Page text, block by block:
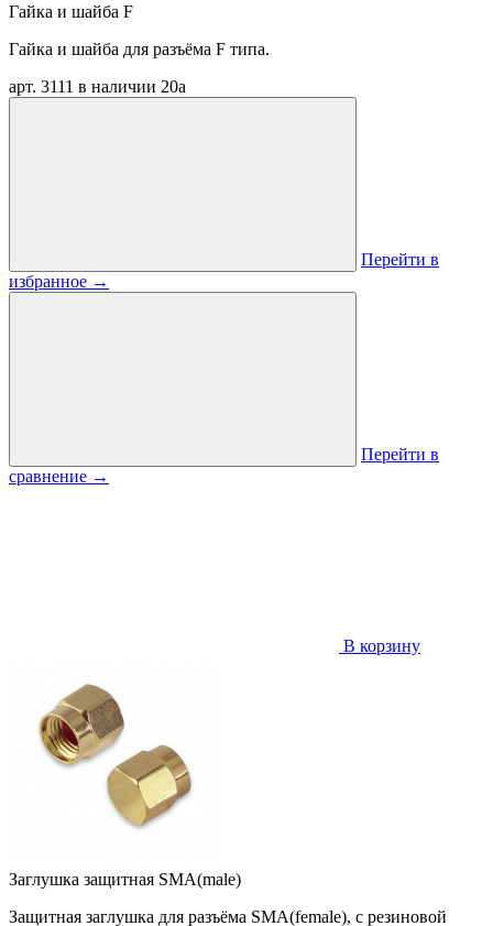
Гайка и шайба F
Гайка и шайба для разъёма F типа.
арт. 3111 в наличии 20a
Перейти в
избранное →
Перейти в
сравнение →
В корзину
Заглушка защитная SMA(male)
Защитная заглушка для разъёма SMA(female), с резиновой